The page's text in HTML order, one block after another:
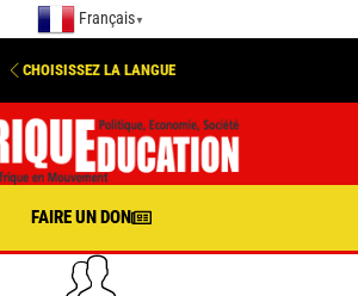
Français ▼
CHOISISSEZ LA LANGUE
FAIRE UN DON